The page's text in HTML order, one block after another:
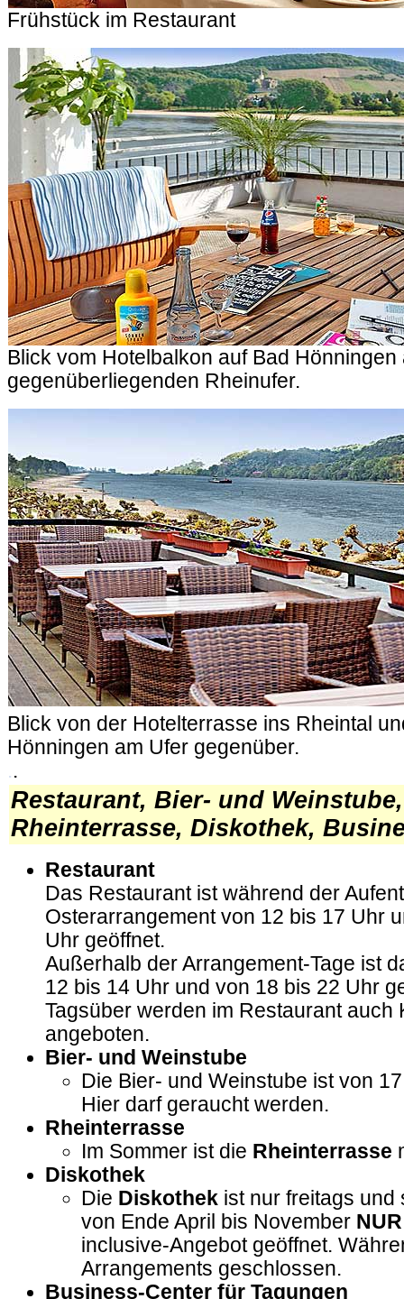
Frühstück im Restaurant
Blick vom Hotelbalkon auf Bad Hönningen
gegenüberliegenden Rheinufer.
Blick von der Hotelterrasse ins Rheintal
Hönningen am Ufer gegenüber.
..
Restaurant, Bier- und Weinstube,
Rheinterrasse, Diskothek,
Restaurant
Das Restaurant ist während der
Osterarrangement von 12 bis 17 Uhr
Uhr geöffnet.
Außerhalb der Arrangement-Tage ist
12 bis 14 Uhr und von 18 bis 22 Uhr
Tagsüber werden im Restaurant auch
angeboten.
Bier- und Weinstube
Die Bier- und Weinstube ist von
Hier darf geraucht werden.
Rheinterrasse
Im Sommer ist die Rheinterrasse
Diskothek
Die Diskothek ist nur freitags und
von Ende April bis November NUR
inclusive-Angebot geöffnet.
Arrangements geschlossen.
Business-Center für Tagungen